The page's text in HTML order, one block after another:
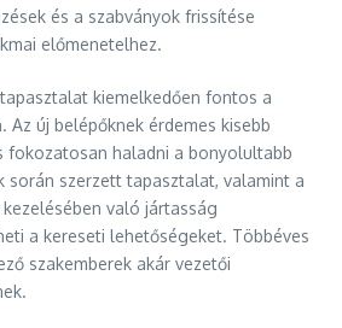
és a szabványok frissítése
előmenetelhez.
kiemelkedően fontos a
Az új belépőknek érdemes kisebb
fokozatosan haladni a bonyolultabb
során szerzett tapasztalat, valamint a
való jártasság
a kereseti lehetőségeket. Többéves
szakemberek akár vezetői